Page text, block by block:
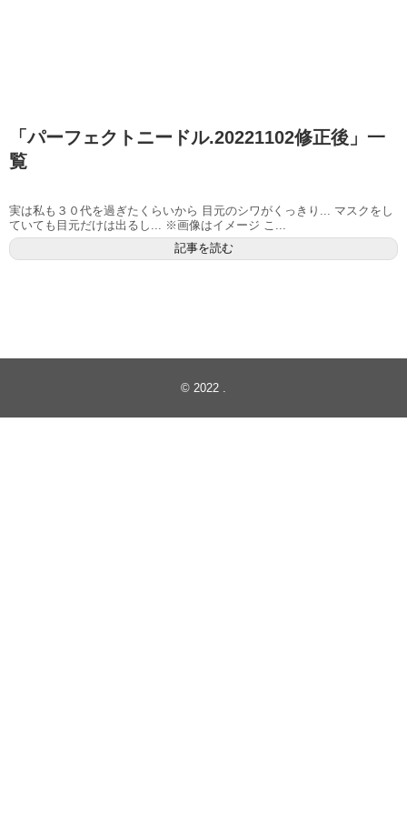
「パーフェクトニードル.20221102修正後 」 一
覧
実は私も３０代を過ぎたくらいから 目元のシワがくっきり... マスクをし
ていても目元だけは出るし... ※画像はイメージ こ...
記事を読む
© 2022